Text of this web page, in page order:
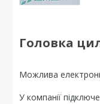
Головка
У компанії